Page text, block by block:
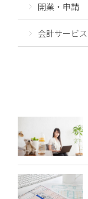
開業・申請
会計サービス